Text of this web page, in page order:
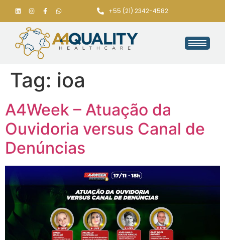
+55 (21) 2342-4582
Tag: ioa
A4Week – Atuação da
Ouvidoria versus Canal de
Denúncias